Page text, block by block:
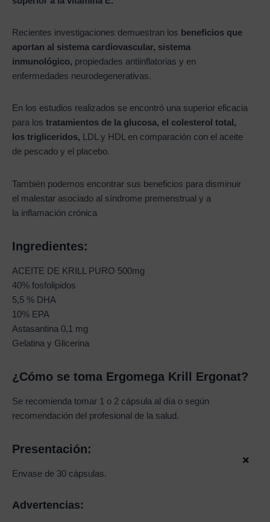
Recientes investigaciones demuestran los beneficios que
aportan al sistema cardiovascular, sistema
inmunológico, propiedades antiinflatorias y en
enfermedades neurodegenerativas.
En los estudios realizados se encontró una superior eficacia
para los tratamientos de la glucosa, el colesterol total,
los trigliceridos, LDL y HDL en comparación con el aceite
de pescado y el placebo.
También podemos encontrar sus beneficios para disminuir
el malestar asociado al síndrome premenstrual y a
la inflamación crónica
Ingredientes:
ACEITE DE KRILL PURO 500mg
40% fosfolipidos
5,5 % DHA
10% EPA
Astasantina 0,1 mg
Gelatina y Glicerina
¿Cómo se toma Ergomega Krill Ergonat?
Se recomienda tomar 1 o 2 cápsula al día o según
recomendación del profesional de la salud.
Presentación:
Envase de 30 cápsulas.
Advertencias:
×